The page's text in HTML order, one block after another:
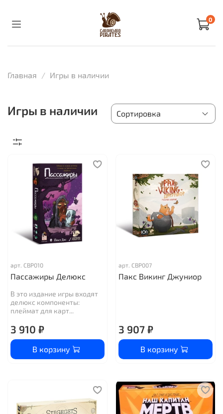
0
Главная Игры в наличии
Игры в наличии
арт. CBP010
Пассажиры Делюкс
В это издание игры входят
делюкс компоненты:
плеймат для карт...
3 910 ₽
В корзину
арт. CBP007
Пакс Викинг Джуниор
3 907 ₽
В корзину